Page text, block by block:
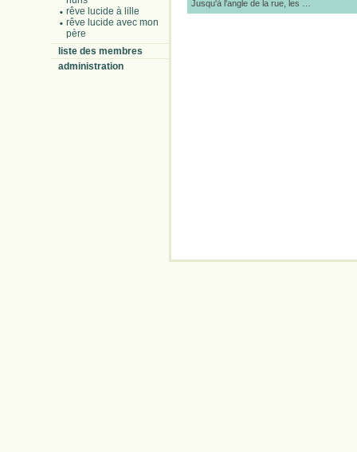
rêve lucide à lille
rêve lucide avec mon
père
liste des membres
administration
Jusqu'à l'angle de la rue, les …